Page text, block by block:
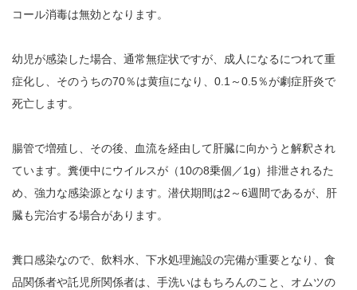
コール消毒は無効となります。
幼児が感染した場合、通常無症状ですが、成人になるにつれて重
症化し、そのうちの70％は黄疸になり、0.1～0.5％が劇症肝炎で
死亡します。
腸管で増殖し、その後、血流を経由して肝臓に向かうと解釈され
ています。糞便中にウイルスが（10の8乗個／1g）排泄されるた
め、強力な感染源となります。潜伏期間は2～6週間であるが、肝
臓も完治する場合があります。
糞口感染なので、飲料水、下水処理施設の完備が重要となり、食
品関係者や託児所関係者は、手洗いはもちろんのこと、オムツの